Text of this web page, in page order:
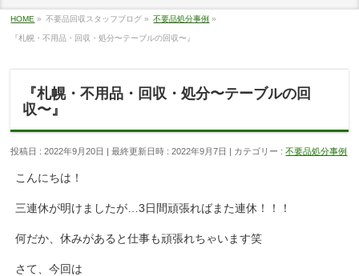
HOME » 不要品回収スタッフブログ » 不要品処分事例 »
『札幌・不用品・回収・処分〜テーブルの回収〜』
『札幌・不用品・回収・処分〜テーブルの回
収〜』
投稿日 : 2022年9月20日 最終更新日時 : 2022年9月7日 カテゴリー :不要品処分事例
こんにちは！
三連休が明けましたが…3日間頑張ればまた連休！！！
何だか、休みがあると仕事も頑張れちゃいます笑
さて、今回は